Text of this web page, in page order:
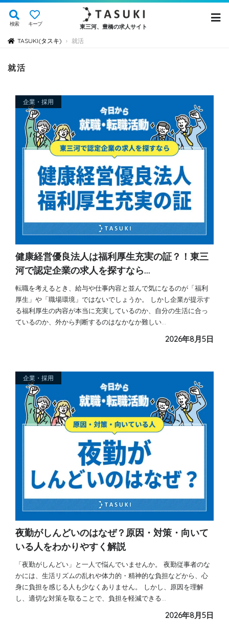
検索 キープ 東三河、豊橋の求人サイト
TASUKI(タスキ) › 就活
就活
企業・採用
健康経営優良法人は福利厚生充実の証？！東三
河で認定企業の求人を探すなら…
転職を考えるとき、給与や仕事内容と並んで気になるのが「福利
厚生」や「職場環境」ではないでしょうか。 しかし企業が提示す
る福利厚生の内容が本当に充実しているのか、自分の生活に合っ
ているのか、外から判断するのはなかなか難しい…
2026年8月5日
企業・採用
夜勤がしんどいのはなぜ？原因・対策・向いて
いる人をわかりやすく解説
「夜勤がしんどい」と一人で悩んでいませんか。 夜勤従事者のな
かには、生活リズムの乱れや体力的・精神的な負担などから、心
身に負担を感じる人も少なくありません。 しかし、原因を理解
し、適切な対策を取ることで、負担を軽減できる…
2026年8月5日